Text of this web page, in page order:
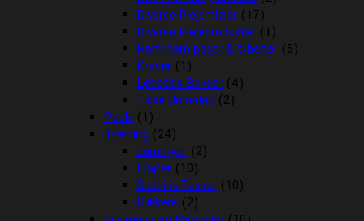
Diverse Plejemidler (17)
Diverse Plejeprodukter (1)
Høm høm poser & tilbehør (5)
Kraver (1)
Løbetids Bukser (4)
Tisse Underlag (2)
Pools (1)
Træning (24)
dummyer (2)
Fløjter (10)
Godbids Tasker (10)
Klikkere (2)